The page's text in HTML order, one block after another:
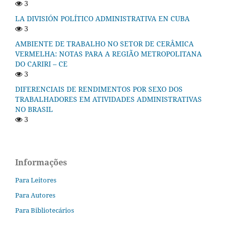
3
LA DIVISIÓN POLÍTICO ADMINISTRATIVA EN CUBA
3
AMBIENTE DE TRABALHO NO SETOR DE CERÂMICA
VERMELHA: NOTAS PARA A REGIÃO METROPOLITANA
DO CARIRI – CE
3
DIFERENCIAIS DE RENDIMENTOS POR SEXO DOS
TRABALHADORES EM ATIVIDADES ADMINISTRATIVAS
NO BRASIL
3
Informações
Para Leitores
Para Autores
Para Bibliotecários